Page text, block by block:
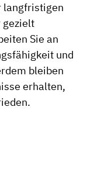
langfristigen
gezielt
Sie an
und
bleiben
erhalten,